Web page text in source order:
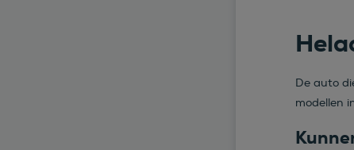
De auto
modellen